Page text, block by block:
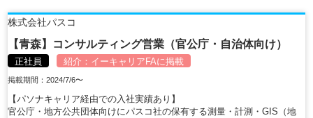
株式会社パスコ
【青森】コンサルティング営業（官公庁・自治体向け）
正社員 紹介： イーキャリアFAに掲載
掲載期間：2024/7/6〜
【パソナキャリア経由での入社実績あり】
官公庁・地方公共団体向けにパスコ社の保有する測量・計測・GIS（地